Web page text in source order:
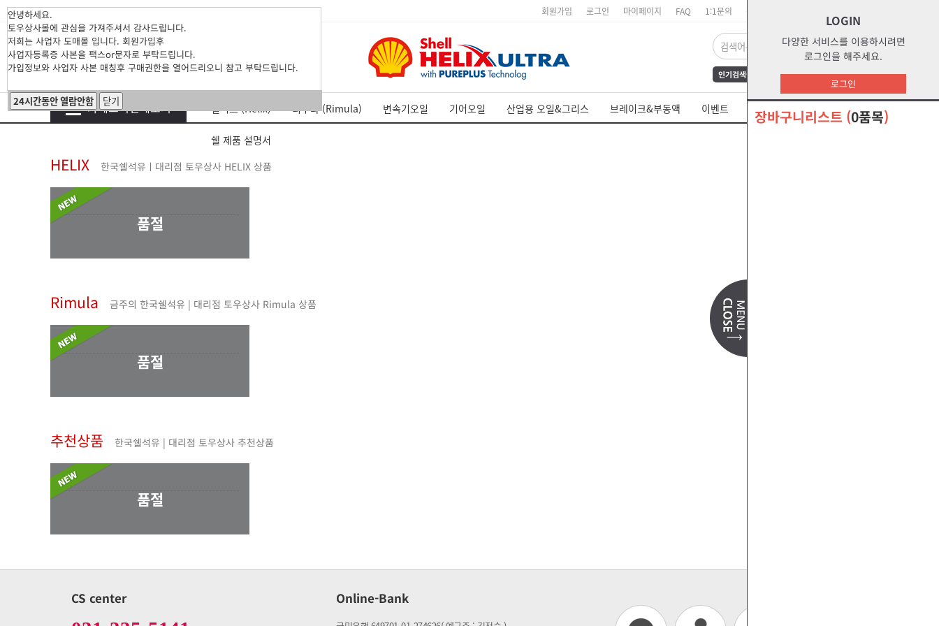
카테고리전체보기
LOGIN
다양한 서비스를 이용하시려면
로그인을 해주세요.
로그인
장바구니리스트 (0품목)
회원가입 로그인 마이페이지 FAQ 1:1문의 장바구니
인기검색어 FrAmE30 12
s1
water
부동액
glycol
s2g
오말라s2g
힐릭스 (Helix) 리무라 (Rimula) 변속기오일 기어오일 산업용 오일&그리스 브레이크&부동액 이벤트 쉘 제품 MSDS
쉘 제품 설명서
HELIX 한국쉘석유ㅣ대리점 토우상사 HELIX 상품
품절
Rimula 금주의 한국쉘석유 | 대리점 토우상사 Rimula 상품
품절
추천상품 한국쉘석유 | 대리점 토우상사 추천상품
품절
CS center Online-Bank
안녕하세요.
토우상사몰에 관심을 가져주셔서 감사드립니다.
저희는 사업자 도매몰 입니다. 회원가입후
사업자등록증 사본을 팩스or문자로 부탁드립니다.
가입정보와 사업자 사본 매칭후 구매권한을 열어드리오니 참고 부탁드립니다.
24시간동안 열람안함 닫기